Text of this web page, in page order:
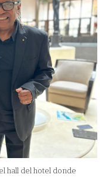
hall del hotel donde